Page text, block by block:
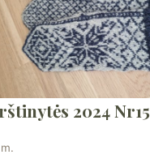
2024 Nr15